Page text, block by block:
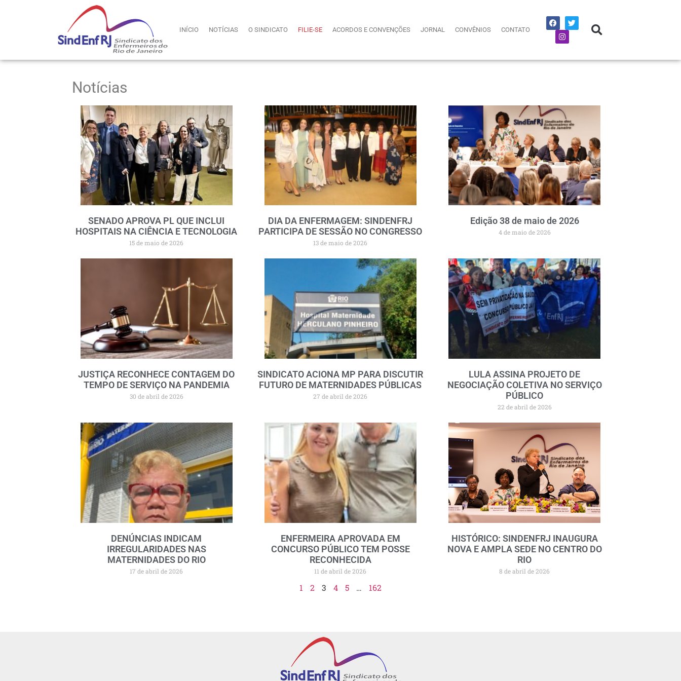
INÍCIO NOTÍCIAS O SINDICATO FILIE-SE ACORDOS E CONVENÇÕES JORNAL CONVÊNIOS CONTATO
Notícias
SENADO APROVA PL QUE INCLUI
HOSPITAIS NA CIÊNCIA E TECNOLOGIA
15 de maio de 2026
DIA DA ENFERMAGEM: SINDENFRJ
PARTICIPA DE SESSÃO NO CONGRESSO
13 de maio de 2026
Edição 38 de maio de 2026
4 de maio de 2026
JUSTIÇA RECONHECE CONTAGEM DO
TEMPO DE SERVIÇO NA PANDEMIA
30 de abril de 2026
SINDICATO ACIONA MP PARA DISCUTIR
FUTURO DE MATERNIDADES PÚBLICAS
27 de abril de 2026
LULA ASSINA PROJETO DE
NEGOCIAÇÃO COLETIVA NO SERVIÇO
PÚBLICO
22 de abril de 2026
DENÚNCIAS INDICAM
IRREGULARIDADES NAS
MATERNIDADES DO RIO
17 de abril de 2026
ENFERMEIRA APROVADA EM
CONCURSO PÚBLICO TEM POSSE
RECONHECIDA
11 de abril de 2026
HISTÓRICO: SINDENFRJ INAUGURA
NOVA E AMPLA SEDE NO CENTRO DO
RIO
8 de abril de 2026
1 2 3 4 5 … 162